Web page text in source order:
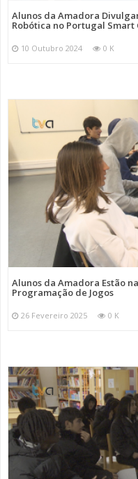
Alunos da Amadora
Robótica no Portugal Smart
10 Outubro 2024 0 K
Alunos da Amadora Estão
Programação de Jogos
26 Fevereiro 2025 0 K